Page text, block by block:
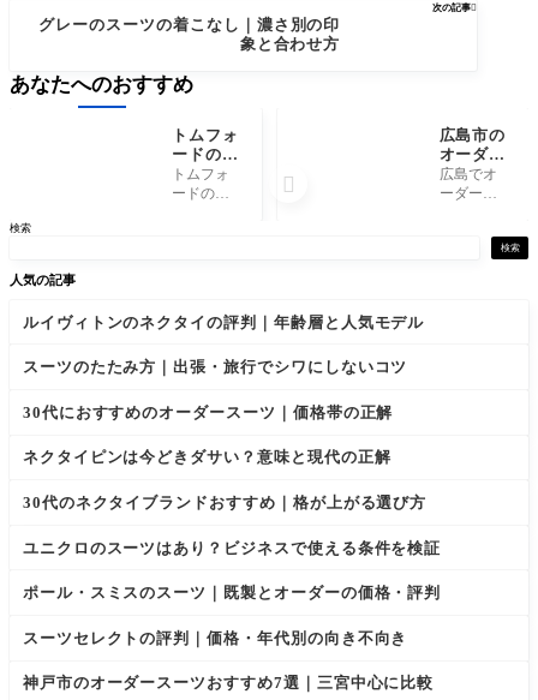
次の記事
グレーのスーツの着こなし｜濃さ別の印
象と合わせ方
検索
検索
人気の記事
ルイヴィトンのネクタイの評判｜年齢層と人気モデル
スーツのたたみ方｜出張・旅行でシワにしないコツ
30代におすすめのオーダースーツ｜価格帯の正解
ネクタイピンは今どきダサい？意味と現代の正解
30代のネクタイブランドおすすめ｜格が上がる選び方
ユニクロのスーツはあり？ビジネスで使える条件を検証
ポール・スミスのスーツ｜既製とオーダーの価格・評判
スーツセレクトの評判｜価格・年代別の向き不向き
神戸市のオーダースーツおすすめ7選｜三宮中心に比較
あなたへのおすすめ
トムフォ
ードのネ
クタイの
評判｜特
トムフォ
ードのネ
クの光
幅8〜9cm
ックな設
計が特徴
判は
広島市の
オーダー
スーツお
すすめ7
広島でオ
ーダース
